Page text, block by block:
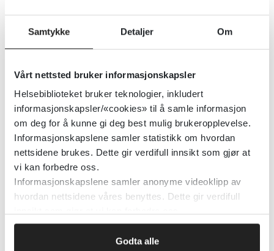
Samtykke Detaljer Om
Vårt nettsted bruker informasjonskapsler
Helsebiblioteket bruker teknologier, inkludert
informasjonskapsler/«cookies» til å samle informasjon
om deg for å kunne gi deg best mulig brukeropplevelse.
Informasjonskapslene samler statistikk om hvordan
nettsidene brukes. Dette gir verdifull innsikt som gjør at
vi kan forbedre oss.
Informasjonskapslene samler anonyme videoklipp av
hvordan nettsidene våres benyttes. Dette gir verdifull
Godta alle
Senter for omsorgsforskning 2020
hjemmeoppfølging
Helsedirektoratet
Detaljer
Velferdsteknologi til
hukommelsesstøtte ved demens
Cochrane Library